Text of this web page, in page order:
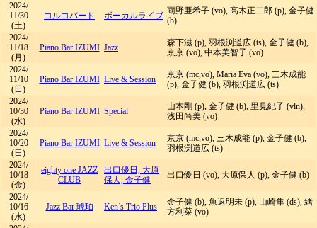
2024/
11/30
(土)
コルコバード ボーカルライブ 雨野亜希子 (vo), 高木正二郎 (p), 金子健
(b)
2024/
11/18
(月)
Piano Bar IZUMI Jazz
森下滋 (p), 羽根渕道広 (ts), 金子健 (b),
京京 (vo), 中本美智子 (vo)
2024/
11/10
(日)
Piano Bar IZUMI Live & Session
京京 (mc,vo), Maria Eva (vo), 三木成能
(p), 金子健 (b), 羽根渕道広 (ts)
2024/
10/30
(水)
Piano Bar IZUMI Special
山本剛 (p), 金子健 (b), 里見紀子 (vln),
浅田尚美 (vo)
2024/
10/20
(日)
Piano Bar IZUMI Live & Session
京京 (mc,vo), 三木成能 (p), 金子健 (b),
羽根渕道広 (ts)
2024/
10/18
(金)
eighty one JAZZ
CLUB
出口優日, 大原
保人, 金子健
出口優日 (vo), 大原保人 (p), 金子健 (b)
2024/
10/16
(水)
Jazz Bar 琥珀 Ken’s Trio Plus
金子健 (b), 魚返明未 (p), 山崎隼 (ds), 緒
方利菜 (vo)